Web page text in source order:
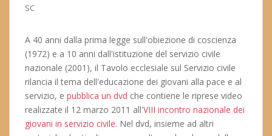
SC
A 40 anni dalla prima legge sull'obiezione di coscienza
(1972) e a 10 anni dall'istituzione del servizio civile
nazionale (2001), il Tavolo ecclesiale sul Servizio civile
rilancia il tema dell'educazione dei giovani alla pace e al
servizio, e pubblica un dvd che contiene le riprese video
realizzate il 12 marzo 2011 all'VIII incontro nazionale dei
giovani in servizio civile. Nel dvd, insieme ad altri